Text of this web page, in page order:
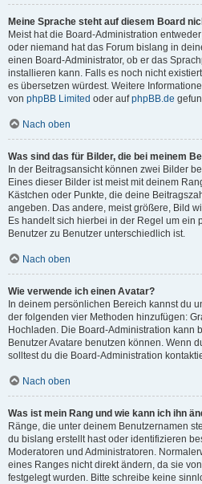
Meine Sprache steht auf diesem Board
Meist hat die Board-Administration
oder niemand hat das Forum bislang in
einen Board-Administrator, ob er das
installieren kann. Falls es noch nicht
es übersetzen würdest. Weitere
von phpBB Limited oder aufphpBB.de
Nach oben
Was sind das für Bilder, die bei meinem
In der Beitragsansicht können zwei Bilder
Eines dieser Bilder ist meist mit deinem
Kästchen oder Punkte, die deine
angeben. Das andere, meist größere, Bild
Es handelt sich hierbei in der Regel um ein
Benutzer zu Benutzer unterschiedlich ist.
Nach oben
Wie verwende ich einen Avatar?
In deinem persönlichen Bereich kannst du
der folgenden vier Methoden hinzufügen:
Hochladen. Die Board-Administration kann
Benutzer Avatare benutzen können. Wenn
solltest du die Board-Administration
Nach oben
Was ist mein Rang und wie kann ich ihn
Ränge, die unter deinem Benutzernamen
du bislang erstellt hast oder identifizieren
Moderatoren und Administratoren.
eines Ranges nicht direkt ändern, da sie
festgelegt wurden. Bitte schreibe keine